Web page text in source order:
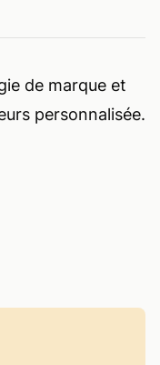
de marque et
personnalisée.